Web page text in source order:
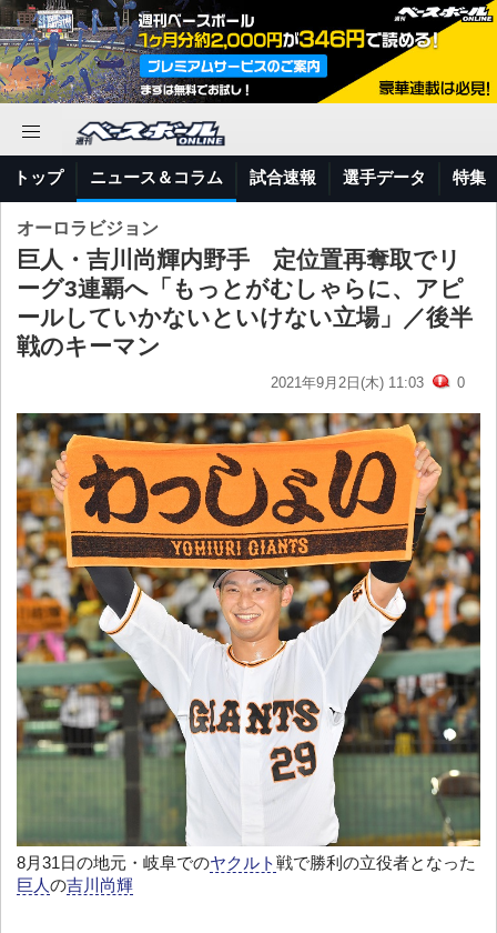
トップ ニュース＆コラム 試合速報 選手データ 特集
オーロラビジョン
巨人・吉川尚輝内野手 定位置再奪取でリ
ーグ3連覇へ「もっとがむしゃらに、アピ
ールしていかないといけない立場」／後半
戦のキーマン
2021年9月2日(木) 11:03 0
8月31日の地元・岐阜でのヤクルト戦で勝利の立役者となった
巨人の吉川尚輝